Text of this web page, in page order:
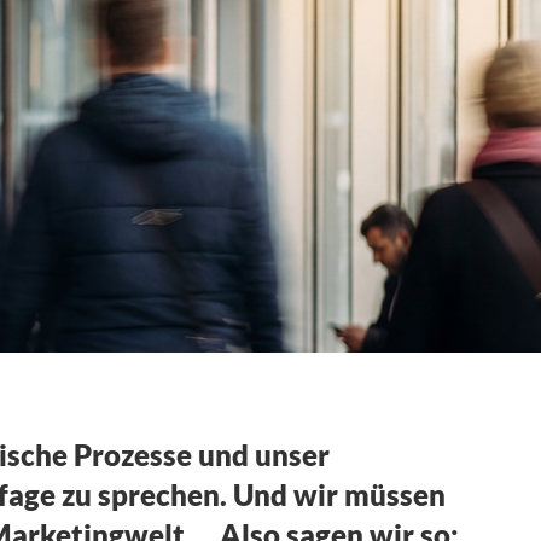
Prozesse und unser
zu sprechen. Und wir müssen
… Also sagen wir so: